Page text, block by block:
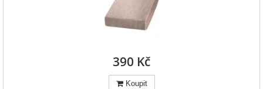
390 Kč
Koupit